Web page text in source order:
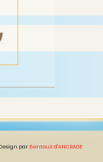
par BentouX d'ANCRAGE